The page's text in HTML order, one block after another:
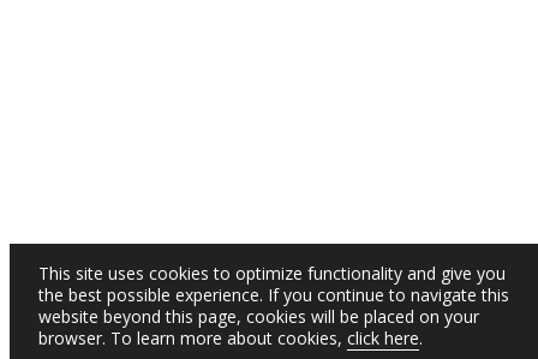
This site uses cookies to optimize functionality and give you
the best possible experience. If you continue to navigate this
website beyond this page, cookies will be placed on your
browser. To learn more about cookies, click here.